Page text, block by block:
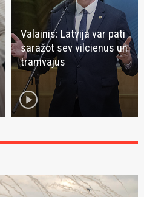
Valainis: Latvija var pati
saražot sev vilcienus un
tramvajus
play_circle